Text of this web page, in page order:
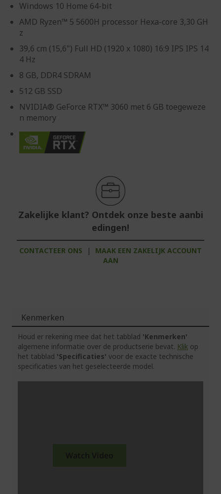
Windows 10 Home 64-bit
AMD Ryzen™ 5 5600H processor Hexa-core 3,30 GH
z
39,6 cm (15,6") Full HD (1920 x 1080) 16:9 IPS IPS 14
4 Hz
8 GB, DDR4 SDRAM
512 GB SSD
NVIDIA® GeForce RTX™ 3060 met 6 GB toegeweze
n memory
Zakelijke klant? Ontdek onze beste aanbi
edingen!
CONTACTEER ONS |
MAAK EEN ZAKELIJK ACCOUNT
AAN
Kenmerken
Houd er rekening mee dat het tabblad 'Kenmerken'
algemene informatie over de productserie bevat. Klik op
het tabblad 'Specificaties' voor de exacte technische
specificaties van het geselecteerde model.